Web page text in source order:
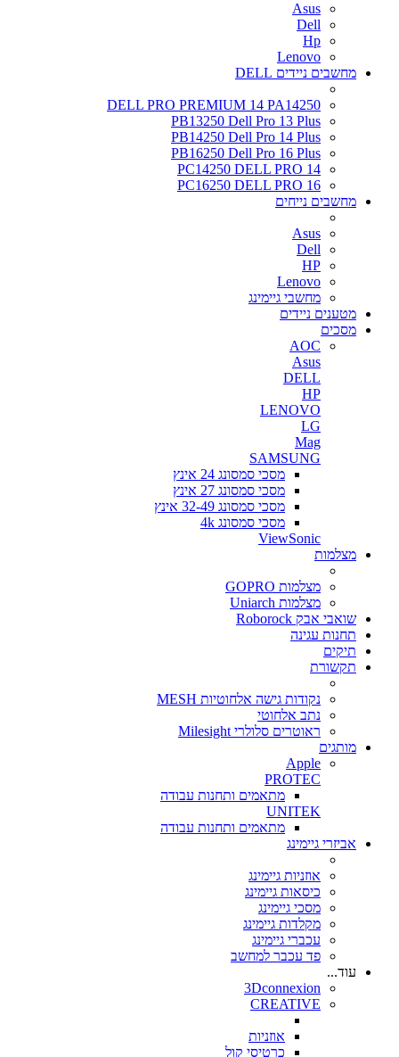
Asus
Dell
Hp
Lenovo
מחשבים ניידים DELL
DELL PRO PREMIUM 14 PA14250
PB13250 Dell Pro 13 Plus
PB14250 Dell Pro 14 Plus
PB16250 Dell Pro 16 Plus
PC14250 DELL PRO 14
PC16250 DELL PRO 16
מחשבים נייחים
Asus
Dell
HP
Lenovo
מחשבי גיימינג
מטענים ניידים
מסכים
AOC
Asus
DELL
HP
LENOVO
LG
Mag
SAMSUNG
מסכי סמסונג 24 אינץ
מסכי סמסונג 27 אינץ
מסכי סמסונג 32-49 אינץ
מסכי סמסונג 4k
ViewSonic
מצלמות
מצלמות GOPRO
מצלמות Uniarch
שואבי אבק Roborock
תחנות עגינה
תיקים
תקשורת
נקודות גישה אלחוטיות MESH
נתב אלחוטי
ראוטרים סלולרי Milesight
מותגים
Apple
PROTEC
מתאמים ותחנות עבודה
UNITEK
מתאמים ותחנות עבודה
אביזרי גיימינג
אוזניות גיימינג
כיסאות גיימינג
מסכי גיימינג
מקלדות גיימינג
עכברי גיימינג
פד עכבר למחשב
עוד...
3Dconnexion
CREATIVE
אוזניות
כרטיסי קול